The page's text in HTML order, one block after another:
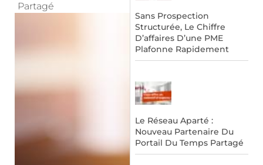
Partagé
Sans Prospection
Structurée, Le Chiffre
D’affaires D’une PME
Plafonne Rapidement
Le Réseau Aparté :
Nouveau Partenaire Du
Portail Du Temps Partagé